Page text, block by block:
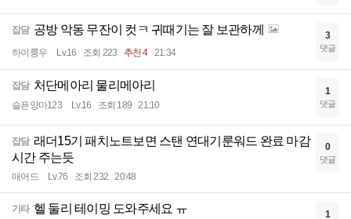
잡담 공방 악동 무잔이 컷ㅋ 귀때기는 잘 보관하께
하이룽우 Lv.16 조회 223 추천 4 21:34
3
댓글
잡담 처단메아리 물리메아리
슬픈앙마123 Lv.16 조회 189 21:10
1
댓글
잡담 래더15기 패치노트보면 스탠 연대기룬워드 완료 마감
시간 주는듯
매어드 Lv.76 조회 232 20:48
0
댓글
기타 헬 둘리 테이밍 도와주세요 ㅠ 1